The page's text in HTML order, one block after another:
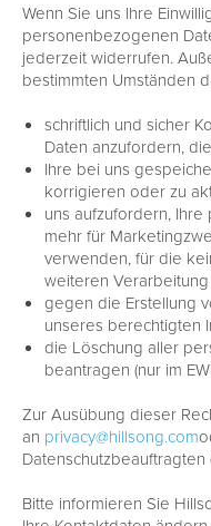
Wenn Sie uns Ihre
personenbezogenen
jederzeit widerrufen.
bestimmten Umständen
schriftlich und sicher
Daten anzufordern,
Ihre bei uns
korrigieren oder zu
uns aufzufordern,
mehr für
verwenden, für die
weiteren
gegen die Erstellung
unseres berechtigten
die Löschung aller
beantragen (nur im
Zur Ausübung dieser
an privacy@hillsong.com
Bitte informieren Sie